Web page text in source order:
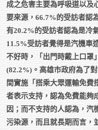
成之危害主要為呼吸道以及
要來源，66.7%的受訪者認
有20.2%的受訪者認為是冷
11.5%受訪者覺得是汽機車
不好時，「出門時戴上口罩
(82.2%)。高雄市政府為了
間實施「搭乘大眾運輸免費
者表示支持，認為免費能夠
因；而不支持的人認為，汽
污染源，而且就長期而言，